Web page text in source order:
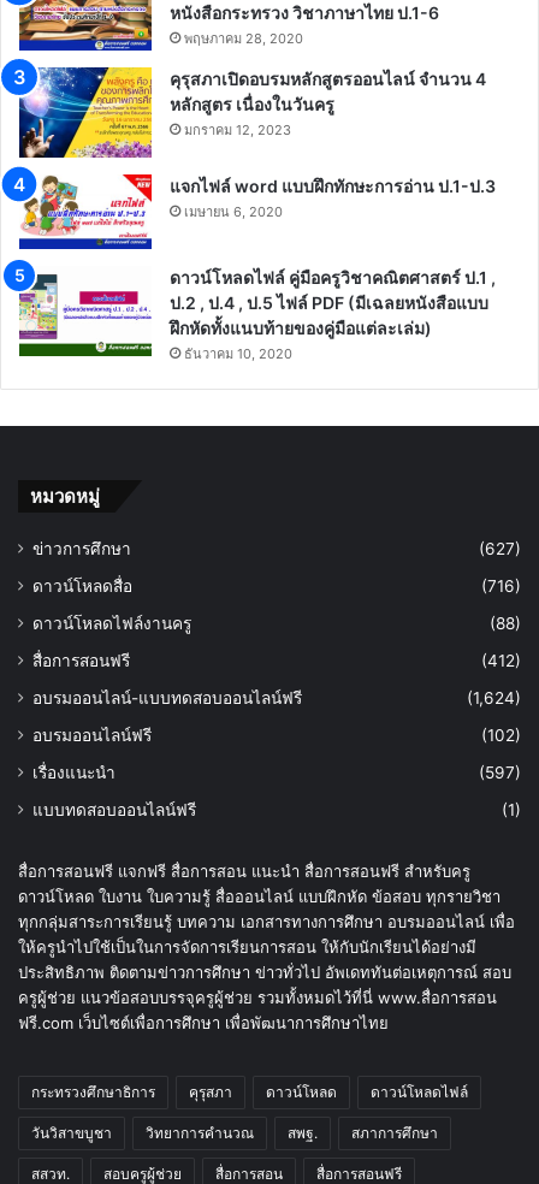
หนังสือกระทรวง วิชาภาษาไทย ป.1-6
พฤษภาคม 28, 2020
คุรุสภาเปิดอบรมหลักสูตรออนไลน์ จำนวน 4
หลักสูตร เนื่องในวันครู
มกราคม 12, 2023
แจกไฟล์ word แบบฝึกทักษะการอ่าน ป.1-ป.3
เมษายน 6, 2020
ดาวน์โหลดไฟล์ คู่มือครูวิชาคณิตศาสตร์ ป.1 ,
ป.2 , ป.4 , ป.5 ไฟล์ PDF (มีเฉลยหนังสือแบบ
ฝึกหัดทั้งแนบท้ายของคู่มือแต่ละเล่ม)
ธันวาคม 10, 2020
หมวดหมู่
ข่าวการศึกษา
(627)
ดาวน์โหลดสื่อ
(716)
ดาวน์โหลดไฟล์งานครู
(88)
สื่อการสอนฟรี
(412)
อบรมออนไลน์-แบบทดสอบออนไลน์ฟรี
(1,624)
อบรมออนไลน์ฟรี
(102)
เรื่องแนะนำ
(597)
แบบทดสอบออนไลน์ฟรี
(1)
สื่อการสอนฟรี แจกฟรี สื่อการสอน แนะนำ สื่อการสอนฟรี สำหรับครู
ดาวน์โหลด ใบงาน ใบความรู้ สื่อออนไลน์ แบบฝึกหัด ข้อสอบ ทุกรายวิชา
ทุกกลุ่มสาระการเรียนรู้ บทความ เอกสารทางการศึกษา อบรมออนไลน์ เพื่อ
ให้ครูนำไปใช้เป็นในการจัดการเรียนการสอน ให้กับนักเรียนได้อย่างมี
ประสิทธิภาพ ติดตามข่าวการศึกษา ข่าวทั่วไป อัพเดททันต่อเหตุการณ์ สอบ
ครูผู้ช่วย แนวข้อสอบบรรจุครูผู้ช่วย รวมทั้งหมดไว้ที่นี่ www.สื่อการสอน
ฟรี.com เว็บไซต์เพื่อการศึกษา เพื่อพัฒนาการศึกษาไทย
กระทรวงศึกษาธิการ คุรุสภา ดาวน์โหลด ดาวน์โหลดไฟล์
วันวิสาขบูชา วิทยาการคำนวณ สพฐ. สภาการศึกษา
สสวท. สอบครูผู้ช่วย สื่อการสอน สื่อการสอนฟรี